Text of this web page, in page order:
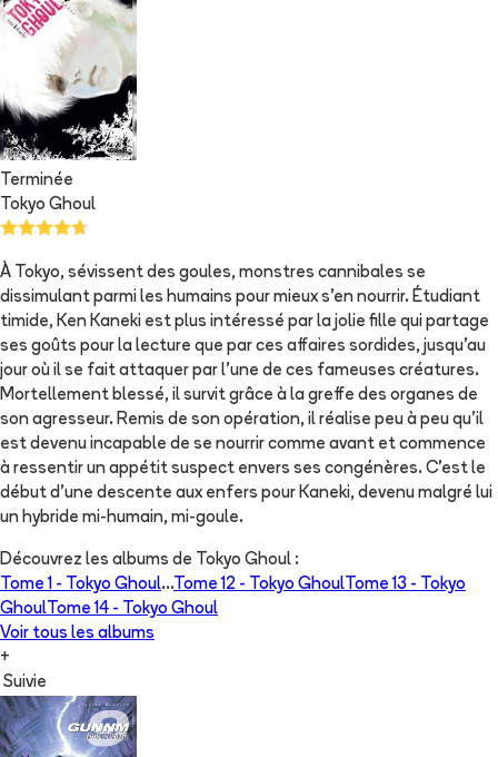
Terminée
Tokyo Ghoul
À Tokyo, sévissent des goules, monstres cannibales se
dissimulant parmi les humains pour mieux s'en nourrir. Étudiant
timide, Ken Kaneki est plus intéressé par la jolie fille qui partage
ses goûts pour la lecture que par ces affaires sordides, jusqu'au
jour où il se fait attaquer par l'une de ces fameuses créatures.
Mortellement blessé, il survit grâce à la greffe des organes de
son agresseur. Remis de son opération, il réalise peu à peu qu'il
est devenu incapable de se nourrir comme avant et commence
à ressentir un appétit suspect envers ses congénères. C'est le
début d'une descente aux enfers pour Kaneki, devenu malgré lui
un hybride mi-humain, mi-goule.
Découvrez les albums de Tokyo Ghoul :
Tome 1 -
Tokyo Ghoul...Tome 12 - Tokyo Ghoul Tome 13 -
Tokyo
Ghoul Tome 14 -
Tokyo Ghoul
Voir tous les albums
+
Suivie